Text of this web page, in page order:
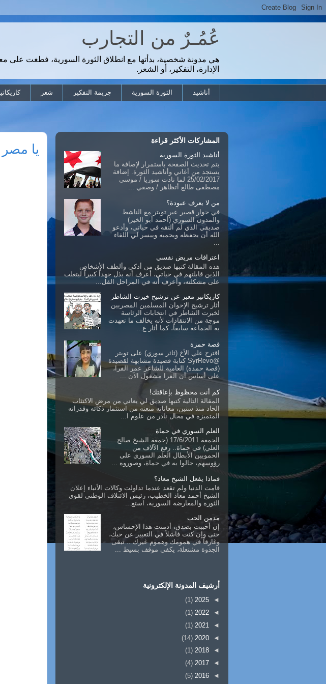
عُمُـرٌ من التجارب
هي مدونة شخصية، بدأتها مع انطلاق الثورة السورية، فطغت على
الإدارة، التفكير، أو الشعر.
أناشيد الثورة السورية جريمة التفكير شعر
يا مصر
المشاركات الأكثر قراءة
أناشيد الثورة السورية
يتم تحديث الصفحة باستمرار لإضافة ما
يستجد من أغاني وأناشيد الثورة. إضافة
25/02/2017 لما نادت سوريا / موسى
مصطفى طالع أتظاهر / وصفي ...
من لا يعرف عبودة؟
في حوار قصير عبر تويتر مع الناشط
والمدون السوري (أحمد أبو الخير)
صديقي الذي لم ألتقه في حياتي، وأدعو
الله أن يحفظه ويحميه وييسر لي اللقاء
...
اعترافات مريض نفسي
هذه المقالة كتبها صديق من أذكى وألطف الأشخاص
الذين قابلتهم في حياتي، أعرف أنه بذل جهداً كبيراً ليتغلب
على مشكلته، وأعرف أنه في المراحل القل...
كاريكاتير معبر عن ترشيح خيرت الشاطر
أثار ترشيح الإخوان المسلمين المصريين
لخيرت الشاطر في انتخابات الرئاسة
موجة من الانتقادات لأنه يخالف ما تعهدت
به الجماعة سابقاً، كما أثار ع...
قصة حمزة
اقترح علي الأخ (ثائر سوري) على تويتر
@SyrRevo كتابة قصيدة مشابهة لقصيدة
(قصة حمدة) العامية للشاعر عمر الفرا،
على أساس أن الفرا مشغول الآن ...
كم أنت محظوظ بإعاقتك!
المقالة التالية كتبها صديق لي يعاني من مرض الاكتئاب
الحاد منذ سنين، معاناته منعته من استثمار ذكائه وقدراته
المتميزة في مجال نادر من علوم ا...
العلم السوري في حماة
الجمعة 17/6/2011 (جمعة الشيخ صالح
العلي) في حماة.. رفع الآلاف من
الحمويين الأبطال العلم السوري على
رؤوسهم، جالوا به في حماة، وصوروه ...
فماذا يفعل الشيخ معاذ؟
قامت الدنيا ولم تقعد عندما تداولت وكالات الأنباء إعلان
الشيخ أحمد معاذ الخطيب، رئيس الائتلاف الوطني لقوى
الثورة والمعارضة السورية، استع...
مدمن الحب
إن أحببت بصدق، أدمنت هذا الإحساس،
حتى وإن كنت فاشلاً في التعبير عن حبك،
وغارقاً في همومك وهموم غيرك .. تبقى
الجذوة مشتعلة، يكفي موقف بسيط ...
أرشيف المدونة الإلكترونية
◄
2025
(1)
◄
2022
(1)
◄
2021
(1)
◄
2020
(14)
◄
2018
(1)
◄
2017
(4)
◄
2016
(5)